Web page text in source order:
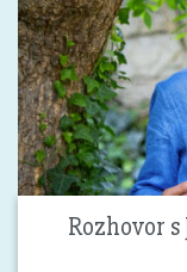
Rozhovor